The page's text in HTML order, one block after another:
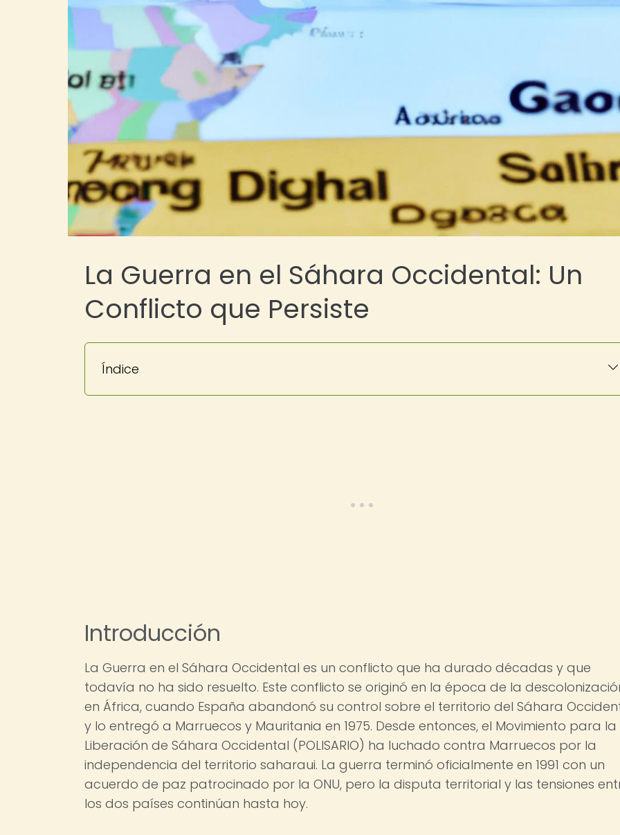
La Guerra en el Sáhara Occidental: Un
Conflicto que Persiste
Índice
Introducción
La Guerra en el Sáhara Occidental es un conflicto que ha durado décadas y que
todavía no ha sido resuelto. Este conflicto se originó en la época de la
en África, cuando España abandonó su control sobre el territorio del Sáhara
y lo entregó a Marruecos y Mauritania en 1975. Desde entonces, el Movimiento para la
Liberación de Sáhara Occidental (POLISARIO) ha luchado contra Marruecos por la
independencia del territorio saharaui. La guerra terminó oficialmente en 1991 con un
acuerdo de paz patrocinado por la ONU, pero la disputa territorial y las tensiones
los dos países continúan hasta hoy.